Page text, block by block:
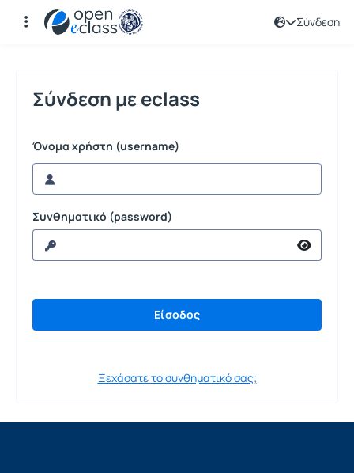
Σύνδεση
Σύνδεση
Σύνδεση με eclass
Όνομα χρήστη (username)
Συνθηματικό (password)
Ξεχάσατε το συνθηματικό σας;